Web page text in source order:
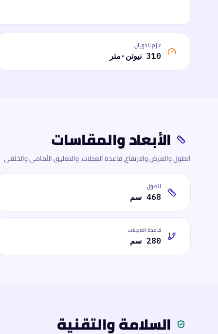
عزم الدوران
310 نيوتن·متر
الأبعاد والمقاسات
الطول والعرض والارتفاع، قاعدة العجلات، والتعليق الأمامي والخلفي
الطول
468 سم
قاعدة العجلات
280 سم
السلامة والتقنية